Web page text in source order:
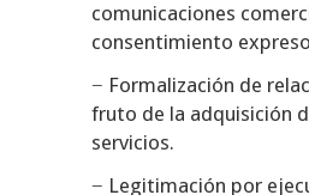
comunicaciones
consentimiento
− Formalización de
fruto de la adquisición
servicios.
− Legitimación por